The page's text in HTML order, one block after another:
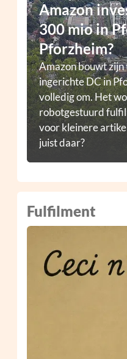
Amazon
300 mio in
Pforzheim?
Amazon bouwt
ingerichte DC in
volledig om. Het
robotgestuurd
voor kleinere
juist daar?
Fulfilment